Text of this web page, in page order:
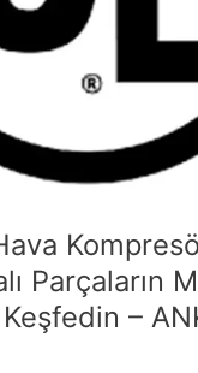
Parçaların
Keşfedin –